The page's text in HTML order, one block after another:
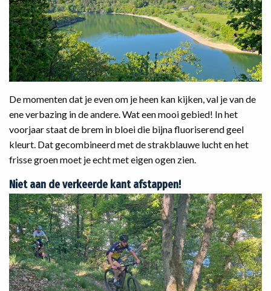
De momenten dat je even om je heen kan kijken, val je van de
ene verbazing in de andere. Wat een mooi gebied! In het
voorjaar staat de brem in bloei die bijna fluoriserend geel
kleurt. Dat gecombineerd met de strakblauwe lucht en het
frisse groen moet je echt met eigen ogen zien.
Niet aan de verkeerde kant afstappen!